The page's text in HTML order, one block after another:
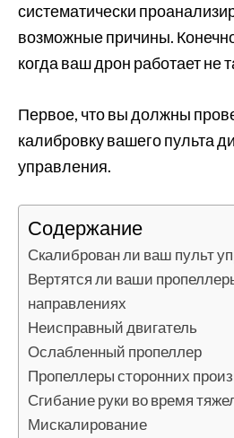
систематически
возможные причины.
когда ваш дрон работает не
Первое, что вы должны
калибровку вашего пульта
управления.
Содержание
Скалиброван ли ваш пульт
Вертятся ли ваши
направлениях
Неисправный двигатель
Ослабленный пропеллер
Пропеллеры сторонних
Сгибание руки во время
Мискалирование